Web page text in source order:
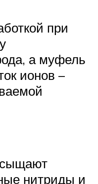
при
а муфель
ионов –
нитриды и